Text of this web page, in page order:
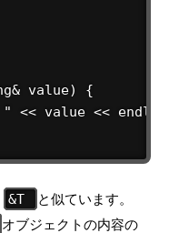
value) {
<< value << endl;
&T
と似ています。
オブジェクトの内容の